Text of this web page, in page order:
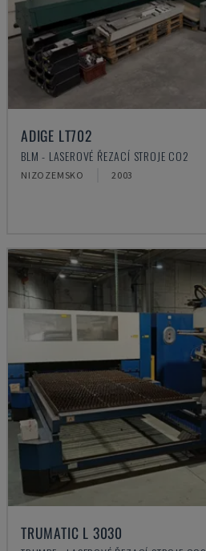
ADIGE LT702
BLM - LASEROVÉ ŘEZACÍ STROJE CO2
NIZOZEMSKO 2003
TRUMATIC L 3030